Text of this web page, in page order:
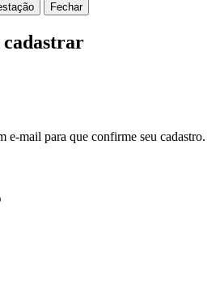
Fechar
cadastrar
e-mail para que confirme seu cadastro.